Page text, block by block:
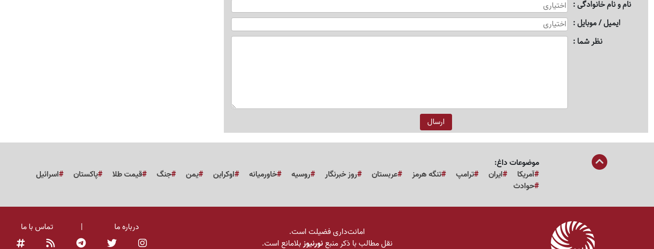
نام و نام خانوادگی
ایمیل / موبایل
نظر شما
موضوعات داغ:
آمریکا
ایران ترامپ تنگه هرمز عربستان روز خبرنگار روسیه خاورمیانه اوکراین یمن جنگ قیمت طلا پاکستان
اسرائیل
حوادث
امانت‌داری فضیلت است.
نقل مطالب با ذکر منبعنورنیوزبلامانع است.
درباره ما | تماس با ما